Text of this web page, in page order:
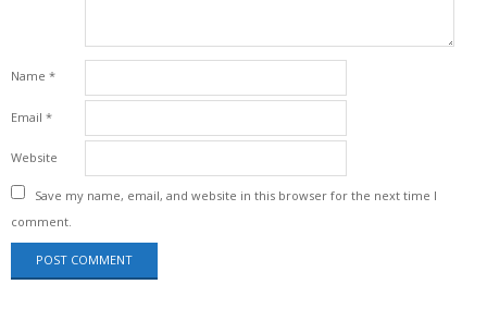
Name *
Email *
Website
Save my name, email, and website in this browser for the next time I
comment.